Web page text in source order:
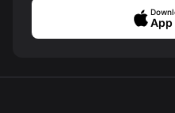
App